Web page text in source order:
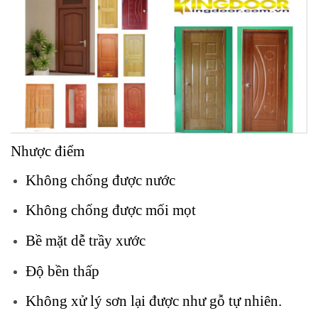
Nhược điểm
Không chống được nước
Không chống được mối mọt
Bề mặt dễ trầy xước
Độ bền thấp
Không xử lý sơn lại được như gỗ tự nhiên.